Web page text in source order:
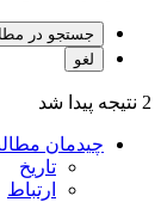
جستجو در
لغو
2 نتیجه پیدا شد
چیدمان
تاریخ
ارتباط